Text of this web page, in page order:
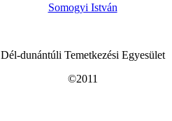
Somogyi István
Dél-dunántúli Temetkezési Egyesület
©2011